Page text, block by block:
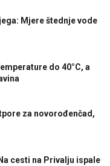
Mjere štednje vode
do 40°C, a
za novorođenčad,
cesti na Privalju ispale